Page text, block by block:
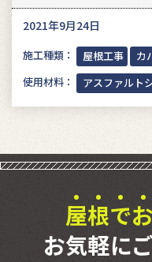
2021年9月24日
施工種類： 屋根工事
カ
使用材料：
アスファルト
屋根でお
お気軽に